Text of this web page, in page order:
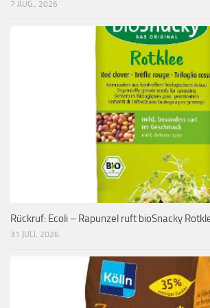
7 AUG., 2026
Rückruf: Ecoli – Rapunzel ruft bioSnacky
31 JULI, 2026